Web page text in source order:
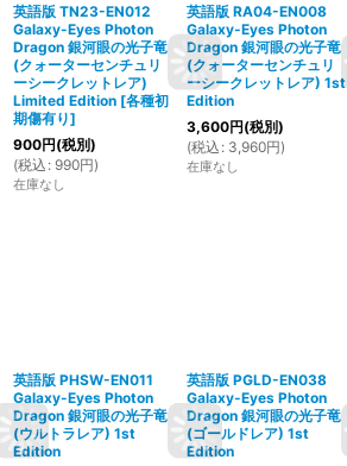
英語版 TN23-EN012
Galaxy-Eyes Photon
Dragon 銀河眼の光子竜
(クォーターセンチュリ
ーシークレットレア)
Limited Edition [各種初
期傷有り]
900円(税別)
(税込 : 990円)
在庫なし
英語版 RA04-EN008
Galaxy-Eyes Photon
Dragon 銀河眼の光子竜
(クォーターセンチュリ
ーシークレットレア) 1st
Edition
3,600円(税別)
(税込 : 3,960円)
在庫なし
英語版 PHSW-EN011
Galaxy-Eyes Photon
Dragon 銀河眼の光子竜
(ウルトラレア) 1st
Edition
英語版 PGLD-EN038
Galaxy-Eyes Photon
Dragon 銀河眼の光子竜
(ゴールドレア) 1st
Edition